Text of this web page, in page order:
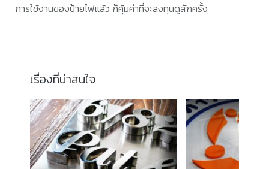
การใช้งานของป้ายไฟแล้ว ก็คุ้มค่าที่จะลงทุนดูสักครั้ง
เรื่องที่น่าสนใจ